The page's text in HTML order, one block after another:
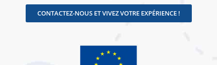
CONTACTEZ-NOUS ET VIVEZ VOTRE EXPÉRIENCE !